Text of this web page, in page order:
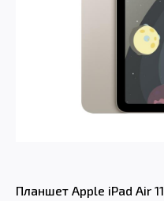
Планшет Apple iPad Air